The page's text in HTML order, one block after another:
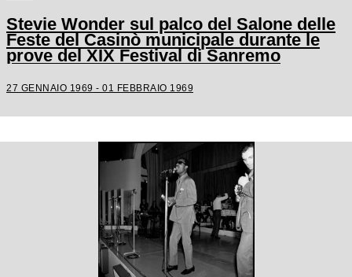
Stevie Wonder sul palco del Salone delle
Feste del Casinò municipale durante le
prove del XIX Festival di Sanremo
27 GENNAIO 1969 - 01 FEBBRAIO 1969